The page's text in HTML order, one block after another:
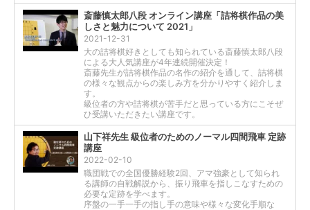
斎藤慎太郎八段 オンライン講座「詰将棋作品の美
しさと魅力について 2021」
2021-12-31
大の詰将棋好きとしても知られている斎藤慎太郎八段
による大人気講座が4年連続開催決定！
斎藤先生が詰将棋作品の名作の紹介を通して、詰将棋
の様々な観点からの楽しみ方を分かりやすく紹介しま
す。
級位者の方や詰将棋が苦手だと思っている方にこそぜ
ひ受講いただきたい講座です。
山下祥先生 級位者のためのノーマル四間飛車 定跡
講座
2022-02-10
職団戦での全国優勝経験2回、アマ強豪として知られ
る講師の自戦解説から、振り飛車を指しこなすための
必要な定跡を学べます。
序盤の一手一手の指し手の意味や様々な変化手順な